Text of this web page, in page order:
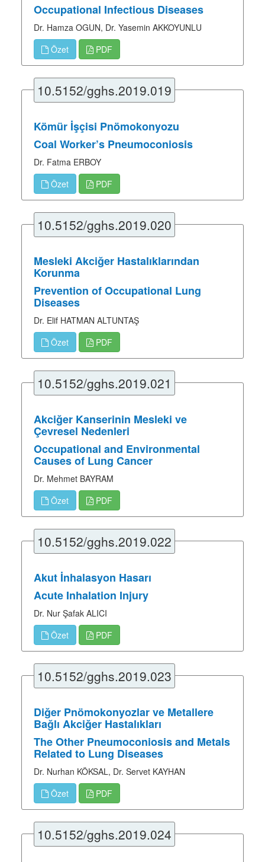
Occupational Infectious Diseases
Dr. Hamza OGUN, Dr. Yasemin AKKOYUNLU
Özet
PDF
10.5152/gghs.2019.019
Kömür İşçisi Pnömokonyozu
Coal Worker’s Pneumoconiosis
Dr. Fatma ERBOY
Özet
PDF
10.5152/gghs.2019.020
Mesleki Akciğer Hastalıklarından
Korunma
Prevention of Occupational Lung
Diseases
Dr. Elif HATMAN ALTUNTAŞ
Özet
PDF
10.5152/gghs.2019.021
Akciğer Kanserinin Mesleki ve
Çevresel Nedenleri
Occupational and Environmental
Causes of Lung Cancer
Dr. Mehmet BAYRAM
Özet
PDF
10.5152/gghs.2019.022
Akut İnhalasyon Hasarı
Acute Inhalation Injury
Dr. Nur Şafak ALICI
Özet
PDF
10.5152/gghs.2019.023
Diğer Pnömokonyozlar ve Metallere
Bağlı Akciğer Hastalıkları
The Other Pneumoconiosis and Metals
Related to Lung Diseases
Dr. Nurhan KÖKSAL, Dr. Servet KAYHAN
Özet
PDF
10.5152/gghs.2019.024